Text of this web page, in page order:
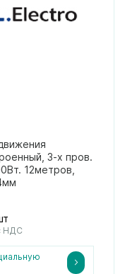
3-х пров.
12метров,
НДС